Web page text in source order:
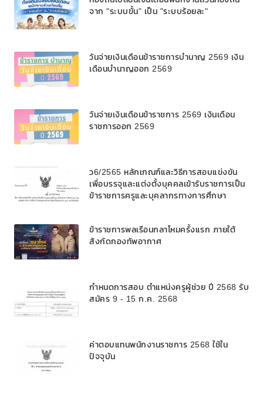
จาก "ระบบขั้น" เป็น "ระบบร้อยละ"
วันจ่ายเงินเดือนข้าราชการบํานาญ 2569 เงิน
เดือนบำนาญออก 2569
วันจ่ายเงินเดือนข้าราชการ 2569 เงินเดือน
ราชการออก 2569
ว6/2565 หลักเกณฑ์และวิธีการสอบแข่งขัน
เพื่อบรรจุและแต่งตั้งบุคคลเข้ารับราชการเป็น
ข้าราชการครูและบุคลากรทางการศึกษา
ราชวิทยาลัย สังกัดสำนักงานคณะกรรมการ
การศึกษาขั้นพื้นฐาน
ข้าราชการพลเรือนกลาโหมครั้งแรก ภายใต้
สังกัดกองทัพอากาศ
กำหนดการสอบ ตำแหน่งครูผู้ช่วย ปี 2568 รับ
สมัคร 9 - 15 ก.ค. 2568
ค่าตอบแทนพนักงานราชการ 2568 ใช้ใน
ปัจจุบัน